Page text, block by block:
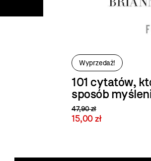
Wyprzedaż!
101 cytatów,
sposób
47,90 zł
15,00 zł